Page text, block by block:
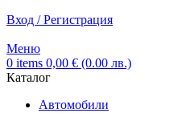
Вход / Регистрация
Меню
0 items 0,00 € (0.00 лв.)
Каталог
Автомобили